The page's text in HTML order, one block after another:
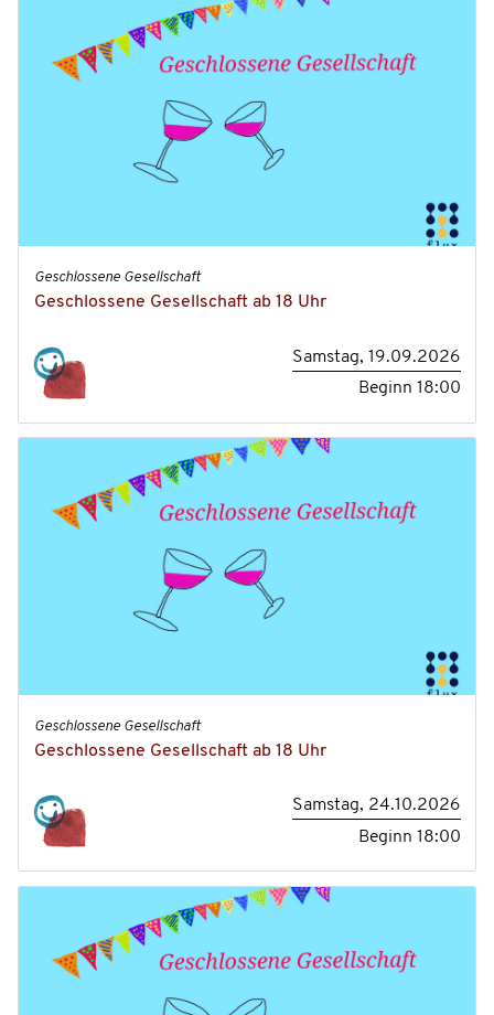
Geschlossene Gesellschaft
Geschlossene Gesellschaft ab 18 Uhr
Samstag, 19.09.2026
Beginn18:00
Geschlossene Gesellschaft
Geschlossene Gesellschaft ab 18 Uhr
Samstag, 24.10.2026
Beginn18:00